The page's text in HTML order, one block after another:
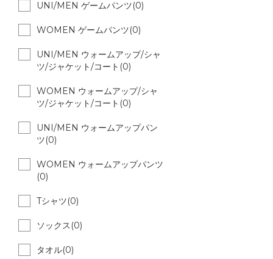
UNI/MEN ゲームパンツ(0)
WOMEN ゲームパンツ(0)
UNI/MEN ウォームアップ/シャ
ツ/ジャケット/コート(0)
WOMEN ウォームアップ/シャ
ツ/ジャケット/コート(0)
UNI/MEN ウォームアップパン
ツ(0)
WOMEN ウォームアップパンツ
(0)
Tシャツ(0)
ソックス(0)
タオル(0)